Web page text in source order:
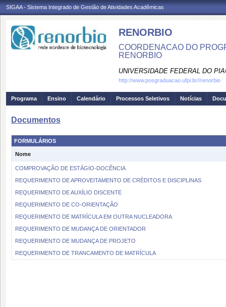
SIGAA - Sistema Integrado de Gestão de Atividades Acadêmicas
RENORBIO
COORDENACAO DO
RENORBIO
UNIVERSIDADE FEDERAL DO
http://www.posgraduacao.ufpi.br//renorbio
Programa Ensino Calendário Processos Seletivos Notícias
Documentos
FORMULÁRIOS
Nome
COMPROVAÇÃO DE ESTÁGIO-DOCÊNCIA
REQUERIMENTO DE APROVEITAMENTO DE CRÉDITOS E DISCIPLINAS
REQUERIMENTO DE AUXÍLIO DISCENTE
REQUERIMENTO DE CO-ORIENTAÇÃO
REQUERIMENTO DE MATRÍCULA EM OUTRA NUCLEADORA
REQUERIMENTO DE MUDANÇA DE ORIENTADOR
REQUERIMENTO DE MUDANÇA DE PROJETO
REQUERIMENTO DE TRANCAMENTO DE MATRÍCULA